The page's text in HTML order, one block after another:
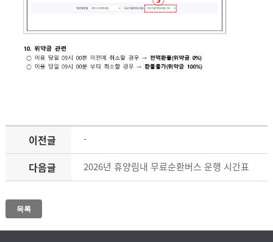
이전글 -
다음글 2026년 휴양림내 무료순환버스 운행 시간표
목록